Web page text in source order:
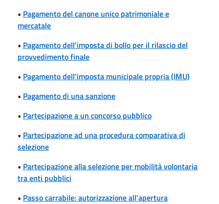
• Pagamento del canone unico patrimoniale e
mercatale
• Pagamento dell'imposta di bollo per il rilascio del
provvedimento finale
• Pagamento dell'imposta municipale propria (IMU)
• Pagamento di una sanzione
• Partecipazione a un concorso pubblico
• Partecipazione ad una procedura comparativa di
selezione
• Partecipazione alla selezione per mobilità volontaria
tra enti pubblici
• Passo carrabile: autorizzazione all'apertura